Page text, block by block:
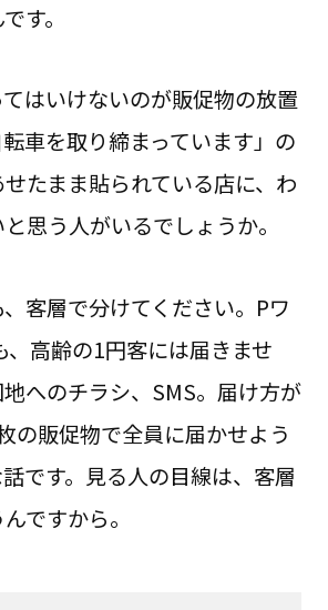
す。
はいけないのが販促物の放置
車を取り締まっています」の
たまま貼られている店に、わ
思う人がいるでしょうか。
客層で分けてください。Pワ
、高齢の1円客には届きませ
へのチラシ、SMS。届け方が
の販促物で全員に届かせよう
です。見る人の目線は、客層
ですから。